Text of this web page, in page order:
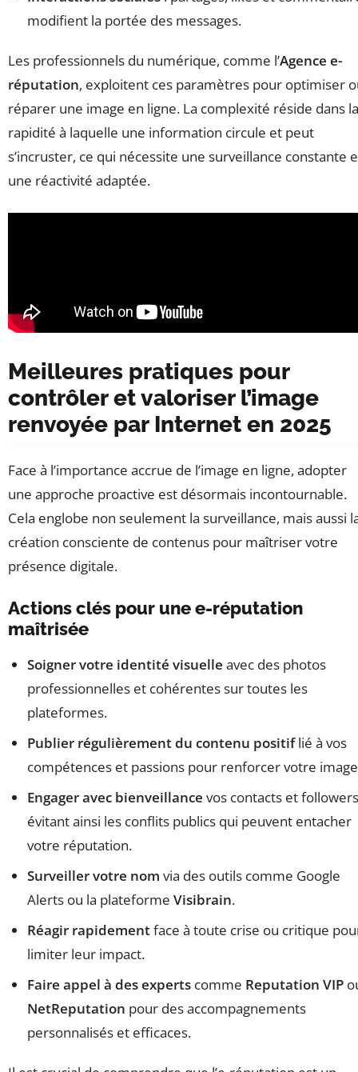
modifient la portée des messages.
Les professionnels du numérique, comme l’Agence e-
réputation, exploitent ces paramètres pour optimiser
réparer une image en ligne. La complexité réside dans la
rapidité à laquelle une information circule et peut
s’incruster, ce qui nécessite une surveillance constante
une réactivité adaptée.
Meilleures pratiques pour
contrôler et valoriser l’image
renvoyée par Internet en 2025
Face à l’importance accrue de l’image en ligne, adopter
une approche proactive est désormais incontournable.
Cela englobe non seulement la surveillance, mais aussi
création consciente de contenus pour maîtriser votre
présence digitale.
Actions clés pour une e-réputation
maîtrisée
Soigner votre identité visuelle avec des photos
professionnelles et cohérentes sur toutes les
plateformes.
Publier régulièrement du contenu positiflié à vos
compétences et passions pour renforcer votre
Engager avec bienveillance vos contacts et
évitant ainsi les conflits publics qui peuvent entacher
votre réputation.
Surveiller votre nom via des outils comme Google
Alerts ou la plateforme Visibrain.
Réagir rapidementface à toute crise ou critique
limiter leur impact.
Faire appel à des experts comme Reputation VIP
NetReputation pour des accompagnements
personnalisés et efficaces.